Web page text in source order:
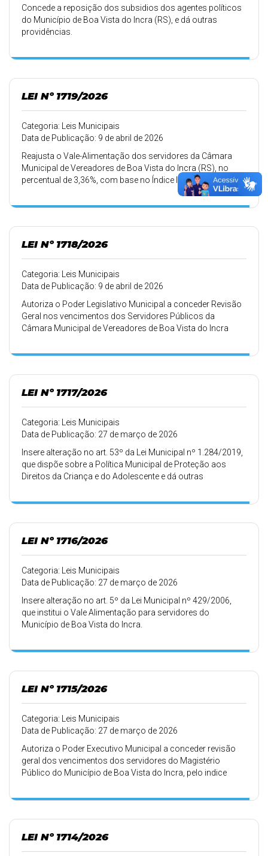
Concede a reposição dos subsidios dos agentes políticos
do Município de Boa Vista do Incra (RS), e dá outras
providências.
LEI Nº 1719/2026
Categoria: Leis Municipais
Data de Publicação: 9 de abril de 2026
Reajusta o Vale-Alimentação dos servidores da Câmara
Municipal de Vereadores de Boa Vista do Incra (RS), no
percentual de 3,36%, com base no Índice INPC (Índice
Nacional de Preço ao Consumidor), na forma estabelecida
pelo artigo 6º da Lei Municipal nº 1318/2019.
LEI Nº 1718/2026
Categoria: Leis Municipais
Data de Publicação: 9 de abril de 2026
Autoriza o Poder Legislativo Municipal a conceder Revisão
Geral nos vencimentos dos Servidores Públicos da
Câmara Municipal de Vereadores de Boa Vista do Incra
LEI Nº 1717/2026
Categoria: Leis Municipais
Data de Publicação: 27 de março de 2026
Insere alteração no art. 53º da Lei Municipal nº 1.284/2019,
que dispõe sobre a Política Municipal de Proteção aos
Direitos da Criança e do Adolescente e dá outras
LEI Nº 1716/2026
Categoria: Leis Municipais
Data de Publicação: 27 de março de 2026
Insere alteração no art. 5º da Lei Municipal nº 429/2006,
que institui o Vale Alimentação para servidores do
Município de Boa Vista do Incra.
LEI Nº 1715/2026
Categoria: Leis Municipais
Data de Publicação: 27 de março de 2026
Autoriza o Poder Executivo Municipal a conceder revisão
geral dos vencimentos dos servidores do Magistério
Público do Município de Boa Vista do Incra, pelo indice
fevereiro, e dá outras providências.
LEI Nº 1714/2026